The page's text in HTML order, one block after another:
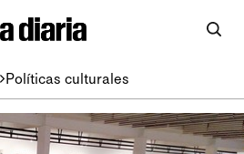
Políticas culturales